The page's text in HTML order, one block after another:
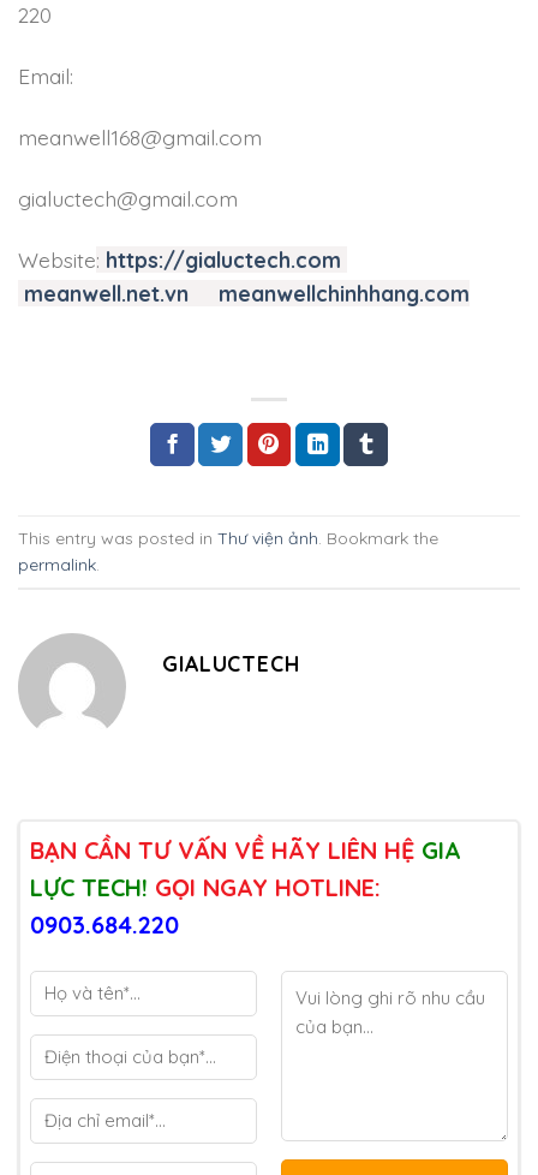
220
Email:
meanwell168@gmail.com
gialuctech@gmail.com
Website: https://gialuctech.com
meanwell.net.vn
meanwellchinhhang.com
This entry was posted in Thư viện ảnh. Bookmark the
permalink.
GIALUCTECH
BẠN CẦN TƯ VẤN VỀ HÃY LIÊN HỆ GIA
LỰC TECH! GỌI NGAY HOTLINE:
0903.684.220